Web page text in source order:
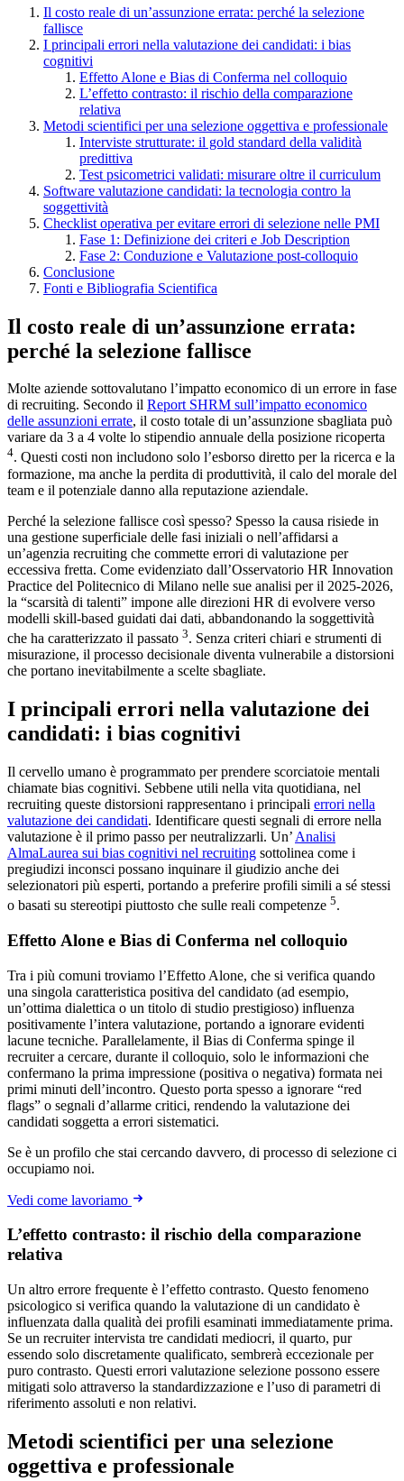
Il costo reale di un’assunzione errata: perché la selezione
fallisce
I principali errori nella valutazione dei candidati: i bias
cognitivi
Effetto Alone e Bias di Conferma nel colloquio
L’effetto contrasto: il rischio della comparazione
relativa
Metodi scientifici per una selezione oggettiva e professionale
Interviste strutturate: il gold standard della validità
predittiva
Test psicometrici validati: misurare oltre il curriculum
Software valutazione candidati: la tecnologia contro la
soggettività
Checklist operativa per evitare errori di selezione nelle PMI
Fase 1: Definizione dei criteri e Job Description
Fase 2: Conduzione e Valutazione post-colloquio
Conclusione
Fonti e Bibliografia Scientifica
Il costo reale di un’assunzione errata:
perché la selezione fallisce
Molte aziende sottovalutano l’impatto economico di un errore in fase
di recruiting. Secondo il Report SHRM sull’impatto economico
delle assunzioni errate, il costo totale di un’assunzione sbagliata può
variare da 3 a 4 volte lo stipendio annuale della posizione ricoperta
4. Questi costi non includono solo l’esborso diretto per la ricerca e la
formazione, ma anche la perdita di produttività, il calo del morale del
team e il potenziale danno alla reputazione aziendale.
Perché la selezione fallisce così spesso? Spesso la causa risiede in
una gestione superficiale delle fasi iniziali o nell’affidarsi a
un’agenzia recruiting che commette errori di valutazione per
eccessiva fretta. Come evidenziato dall’Osservatorio HR Innovation
Practice del Politecnico di Milano nelle sue analisi per il 2025-2026,
la “scarsità di talenti” impone alle direzioni HR di evolvere verso
modelli skill-based guidati dai dati, abbandonando la soggettività
che ha caratterizzato il passato 3. Senza criteri chiari e strumenti di
misurazione, il processo decisionale diventa vulnerabile a distorsioni
che portano inevitabilmente a scelte sbagliate.
I principali errori nella valutazione dei
candidati: i bias cognitivi
Il cervello umano è programmato per prendere scorciatoie mentali
chiamate bias cognitivi. Sebbene utili nella vita quotidiana, nel
recruiting queste distorsioni rappresentano i principali errori nella
valutazione dei candidati. Identificare questi segnali di errore nella
valutazione è il primo passo per neutralizzarli. Un’ Analisi
AlmaLaurea sui bias cognitivi nel recruiting sottolinea come i
pregiudizi inconsci possano inquinare il giudizio anche dei
selezionatori più esperti, portando a preferire profili simili a sé stessi
o basati su stereotipi piuttosto che sulle reali competenze 5.
Effetto Alone e Bias di Conferma nel colloquio
Tra i più comuni troviamo l’Effetto Alone, che si verifica quando
una singola caratteristica positiva del candidato (ad esempio,
un’ottima dialettica o un titolo di studio prestigioso) influenza
positivamente l’intera valutazione, portando a ignorare evidenti
lacune tecniche. Parallelamente, il Bias di Conferma spinge il
recruiter a cercare, durante il colloquio, solo le informazioni che
confermano la prima impressione (positiva o negativa) formata nei
primi minuti dell’incontro. Questo porta spesso a ignorare “red
flags” o segnali d’allarme critici, rendendo la valutazione dei
candidati soggetta a errori sistematici.
Se è un profilo che stai cercando davvero, di processo di selezione ci
occupiamo noi.
Vedi come lavoriamo
L’effetto contrasto: il rischio della comparazione
relativa
Un altro errore frequente è l’effetto contrasto. Questo fenomeno
psicologico si verifica quando la valutazione di un candidato è
influenzata dalla qualità dei profili esaminati immediatamente prima.
Se un recruiter intervista tre candidati mediocri, il quarto, pur
essendo solo discretamente qualificato, sembrerà eccezionale per
puro contrasto. Questi errori valutazione selezione possono essere
mitigati solo attraverso la standardizzazione e l’uso di parametri di
riferimento assoluti e non relativi.
Metodi scientifici per una selezione
oggettiva e professionale